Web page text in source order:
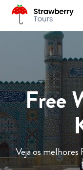
Free
Veja os melhores